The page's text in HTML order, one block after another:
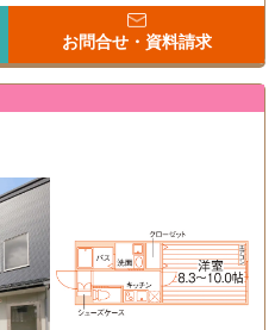
お問合せ・資料請求